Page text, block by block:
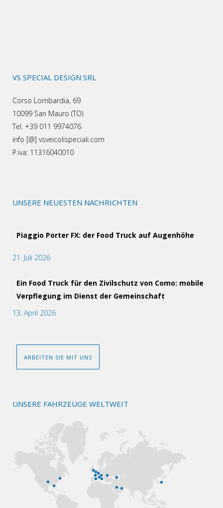
VS SPECIAL DESIGN SRL
Corso Lombardia, 69
10099 San Mauro (TO)
Tel. +39 011 9974076
info [@] vsveicolispeciali.com
P.iva: 11316040010
UNSERE NEUESTEN NACHRICHTEN
Piaggio Porter FX: der Food Truck auf Augenhöhe
21. Juli 2026
Ein Food Truck für den Zivilschutz von Como: mobile
Verpflegung im Dienst der Gemeinschaft
13. April 2026
ARBEITEN SIE MIT UNS
UNSERE FAHRZEUGE WELTWEIT